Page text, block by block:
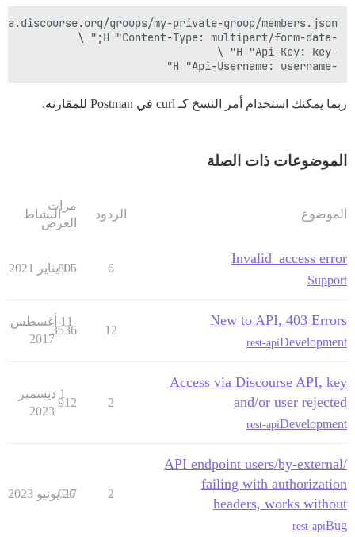
-H "Api-Username: username"
ربما يمكنك استخدام أمر النسخ كـ curl في Postman للمقارنة.
الموضوعات ذات الصلة
الموضوع الردود
مرات
العرض
النشاط
Invalid_access error
Support
6
805
11 يناير 2021
New to API, 403 Errors
Development
rest-api
12
3536
11 أغسطس
2017
Access via Discourse API, key
and/or user rejected
Development
rest-api
2
912
1 ديسمبر
2023
API endpoint users/by-external/
failing with authorization
headers, works without
Bug
rest-api
2
617
26 يونيو 2023